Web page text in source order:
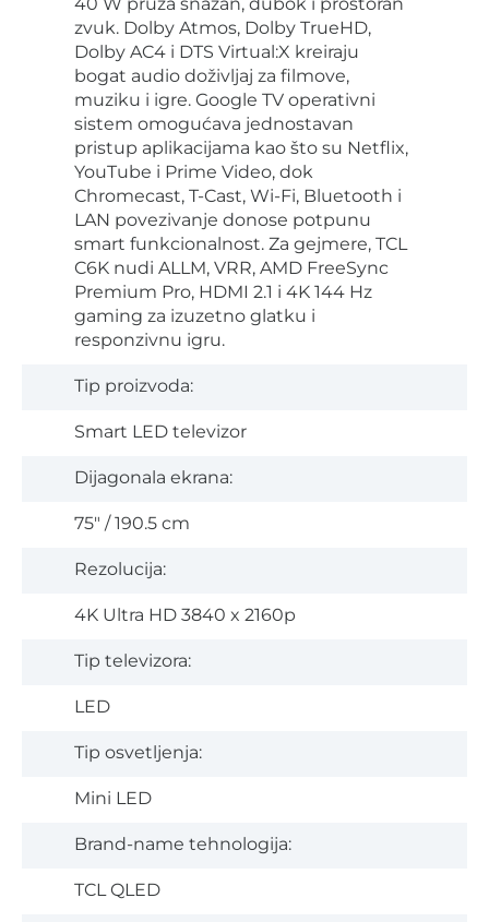
40 W pruža snažan, dubok i prostoran
zvuk. Dolby Atmos, Dolby TrueHD,
Dolby AC4 i DTS Virtual:X kreiraju
bogat audio doživljaj za filmove,
muziku i igre. Google TV operativni
sistem omogućava jednostavan
pristup aplikacijama kao što su Netflix,
YouTube i Prime Video, dok
Chromecast, T-Cast, Wi-Fi, Bluetooth i
LAN povezivanje donose potpunu
smart funkcionalnost. Za gejmere, TCL
C6K nudi ALLM, VRR, AMD FreeSync
Premium Pro, HDMI 2.1 i 4K 144 Hz
gaming za izuzetno glatku i
responzivnu igru.
Tip proizvoda:
Smart LED televizor
Dijagonala ekrana:
75" / 190.5 cm
Rezolucija:
4K Ultra HD 3840 x 2160p
Tip televizora:
LED
Tip osvetljenja:
Mini LED
Brand-name tehnologija:
TCL QLED